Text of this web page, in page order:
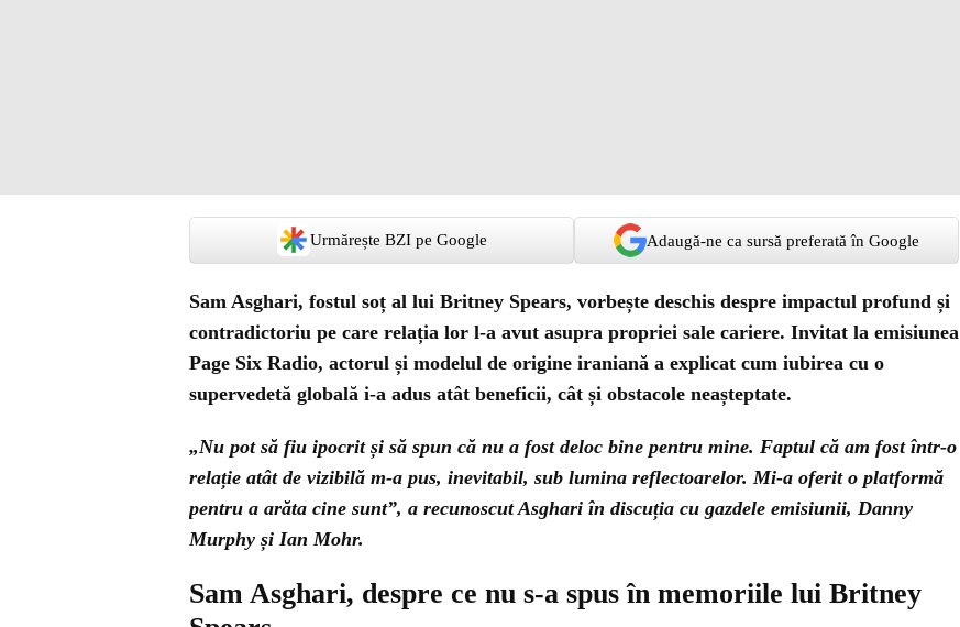
Urmărește BZI pe Google Adaugă-ne ca sursă preferată în Google
Sam Asghari, fostul soț al lui Britney Spears, vorbește deschis despre impactul profund și
contradictoriu pe care relația lor l-a avut asupra propriei sale cariere. Invitat la emisiunea
Page Six Radio, actorul și modelul de origine iraniană a explicat cum iubirea cu o
supervedetă globală i-a adus atât beneficii, cât și obstacole neașteptate.
„Nu pot să fiu ipocrit și să spun că nu a fost deloc bine pentru mine. Faptul că am fost într-o
relație atât de vizibilă m-a pus, inevitabil, sub lumina reflectoarelor. Mi-a oferit o platformă
pentru a arăta cine sunt”, a recunoscut Asghari în discuția cu gazdele emisiunii, Danny
Murphy și Ian Mohr.
Sam Asghari, despre ce nu s-a spus în memoriile lui Britney